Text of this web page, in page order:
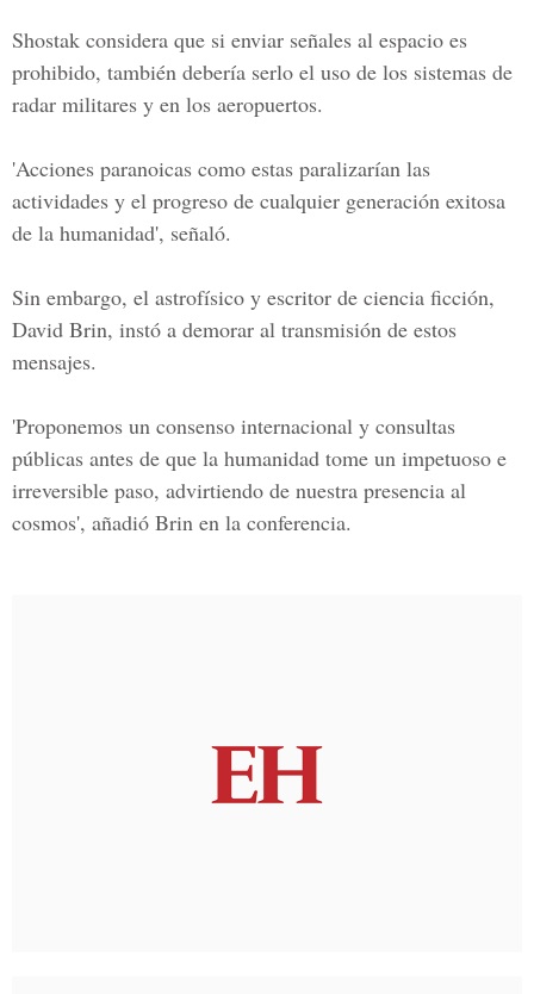
Shostak considera que si enviar señales al espacio es
prohibido, también debería serlo el uso de los sistemas de
radar militares y en los aeropuertos.
'Acciones paranoicas como estas paralizarían las
actividades y el progreso de cualquier generación exitosa
de la humanidad', señaló.
Sin embargo, el astrofísico y escritor de ciencia ficción,
David Brin, instó a demorar al transmisión de estos
mensajes.
'Proponemos un consenso internacional y consultas
públicas antes de que la humanidad tome un impetuoso e
irreversible paso, advirtiendo de nuestra presencia al
cosmos', añadió Brin en la conferencia.